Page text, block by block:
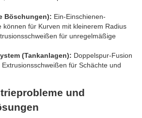
Böschungen): Ein-Einschienen-
können für Kurven mit kleinerem Radius
für unregelmäßige
(Tankanlagen): Doppelspur-Fusion
für Schächte und
und